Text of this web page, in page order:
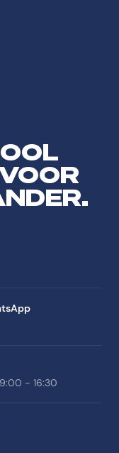
- 16:30